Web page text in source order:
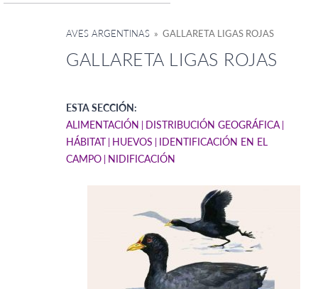
AVES ARGENTINAS » GALLARETA LIGAS ROJAS
GALLARETA LIGAS ROJAS
ESTA SECCIÓN:
ALIMENTACIÓN
DISTRIBUCIÓN GEOGRÁFICA
HÁBITAT HUEVOS
IDENTIFICACIÓN EN EL
CAMPO NIDIFICACIÓN